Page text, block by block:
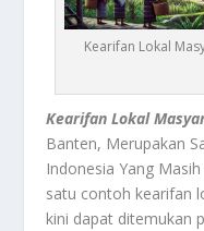
Kearifan Lokal
Kearifan Lokal
Banten, Merupakan
Indonesia Yang
satu contoh kearifan
kini dapat ditemukan